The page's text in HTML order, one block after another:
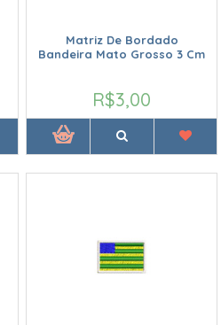
Matriz De Bordado
Bandeira Mato Grosso 3 Cm
R$3,00